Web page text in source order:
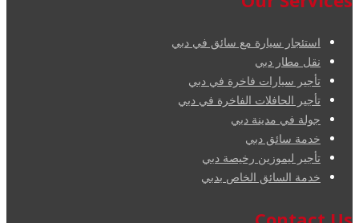
استئجار سيارة مع سائق في دبي
نقل مطار دبي
تأجير سيارات فاخرة في دبي
تأجير الحافلات الفاخرة في دبي
جولة في مدينة دبي
خدمة سائق دبي
تأجير ليموزين رخيصة دبي
خدمة السائق الخاص بدبي